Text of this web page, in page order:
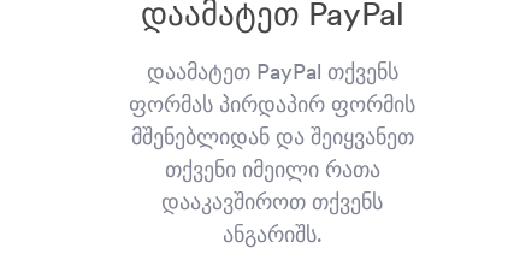
დაამატეთ PayPal
დაამატეთ PayPal თქვენს
ფორმას პირდაპირ ფორმის
მშენებლიდან და შეიყვანეთ
თქვენი იმეილი რათა
დააკავშიროთ თქვენს
ანგარიშს.